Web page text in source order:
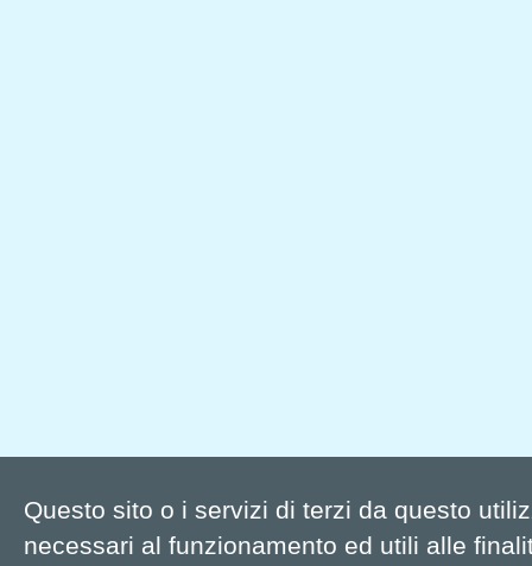
Questo sito o i servizi di terzi da questo
necessari al funzionamento ed utili alle